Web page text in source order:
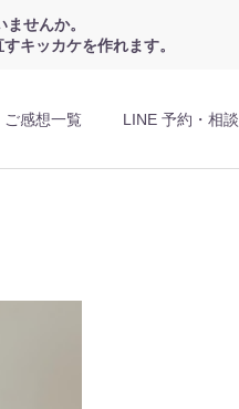
せんか。
キッカケを作れます。
ご感想一覧 LINE 予約・相談